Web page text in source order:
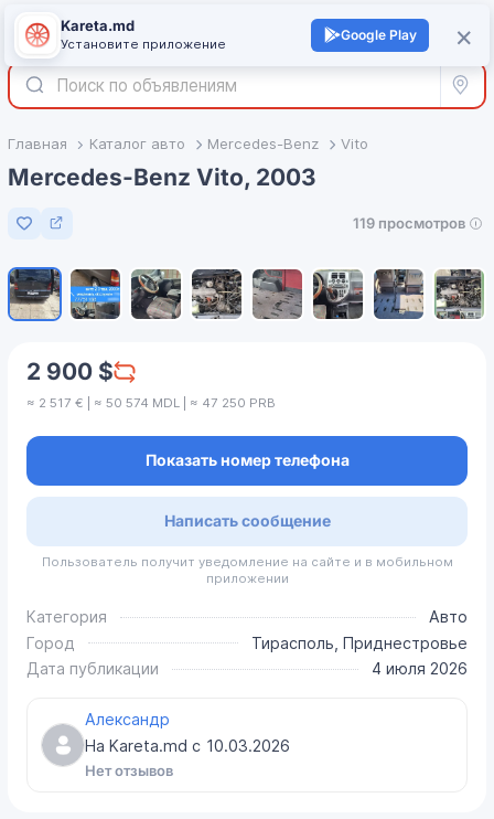
Войти +
Все
Главная Каталог авто Mercedes-Benz Vito
Mercedes-Benz Vito, 2003
Добавить в избранное
119 просмотров
2 900 $
≈ 2 517 € | ≈ 50 574 MDL | ≈ 47 250 PRB
Показать номер телефона
Написать сообщение
Пользователь получит уведомление на сайте и в мобильном
приложении
Категория
Авто
Город
Тирасполь, Приднестровье
Дата публикации
4 июля 2026
Александр
На Kareta.md с 10.03.2026
Нет отзывов
×
Kareta.md
Установите приложение
Google Play